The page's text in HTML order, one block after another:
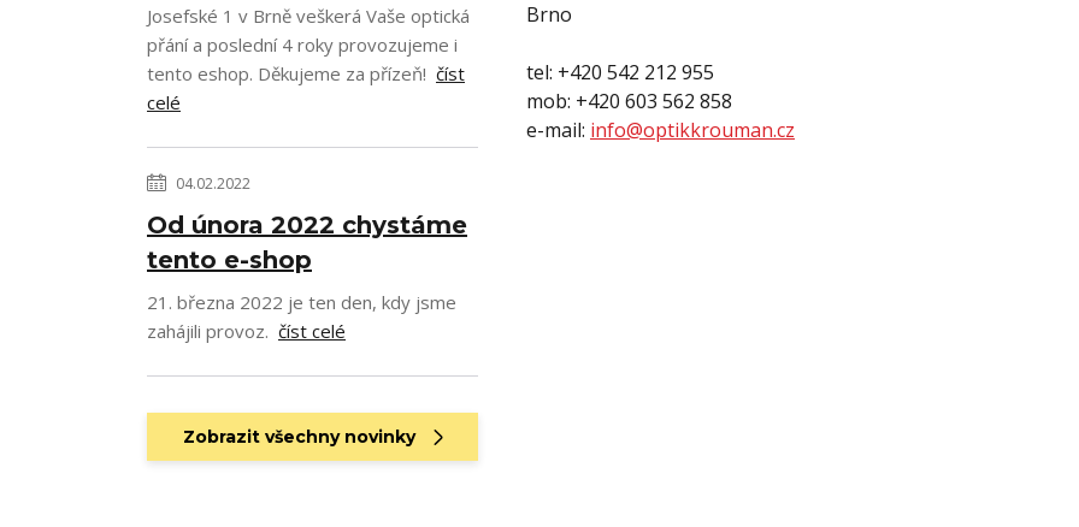
Josefské 1 v Brně veškerá Vaše optická
přání a poslední 4 roky provozujeme i
tento eshop. Děkujeme za přízeň! číst
celé
04.02.2022
Od února 2022 chystáme
tento e-shop
21. března 2022 je ten den, kdy jsme
zahájili provoz. číst celé
Zobrazit všechny novinky
Brno
tel: +420 542 212 955
mob: +420 603 562 858
e-mail: info@optikkrouman.cz